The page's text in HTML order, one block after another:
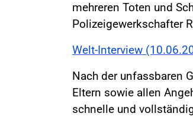
mehreren Toten und
Polizeigewerkschafter
Welt-Interview
Nach der unfassbaren
Eltern sowie allen
schnelle und